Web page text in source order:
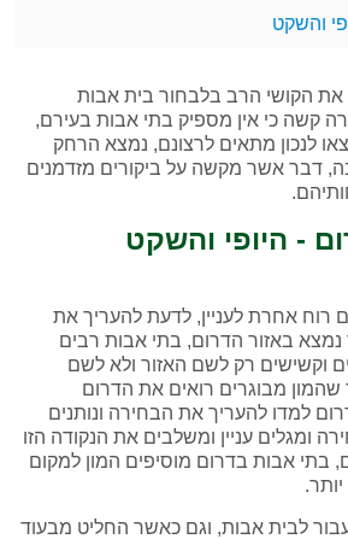
והשקט
את הקושי הרב בלבחור בית אבות
קשה כי אין מספיק בתי אבות בעירם,
לנכון מתאים לרצונם, נמצא הרחק
דבר אשר מקשה על ביקורים מזדמנים
- היופי והשקט
רוח אחרת לעניין, לדעת להעריך את
באזור הדרום, בתי אבות רבים
וקשישים רק לשם האזור ולא לשם
מבוגרים רואים את הדרום
למדו להעריך את הבחירה ונותנים
ומגלים עניין ומשלבים את הנקודה הזו
אבות בדרום מוסיפים המון למקום
לבית אבות, וגם כאשר החליט מבעוד